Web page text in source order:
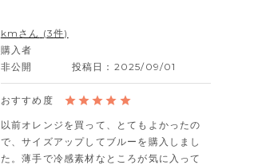
km
3
購入者
非公開
投稿日 2025/09/01
以前オレンジを買って、とてもよかったの
で、サイズアップしてブルーを購入しまし
た。薄手で冷感素材なところが気に入って